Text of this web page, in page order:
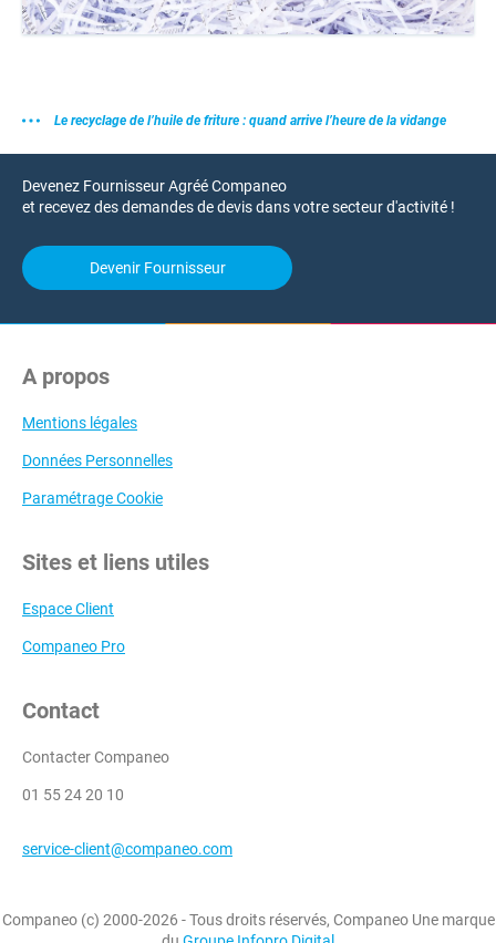
Le recyclage de l’huile de friture : quand arrive l’heure de la vidange
Devenez Fournisseur Agréé Companeo
et recevez des demandes de devis dans votre secteur d'activité !
Devenir Fournisseur
A propos
Mentions légales
Données Personnelles
Paramétrage Cookie
Sites et liens utiles
Espace Client
Companeo Pro
Contact
Contacter Companeo
01 55 24 20 10
service-client@companeo.com
Companeo (c) 2000-2026 - Tous droits réservés, Companeo Une marque